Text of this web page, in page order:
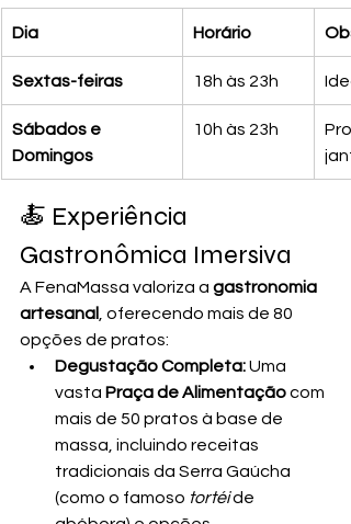
Dia Horário
Sextas-feiras 18h às 23h
Sábados e
Domingos
10h às 23h
🍝 Experiência
Gastronômica Imersiva
A FenaMassa valoriza a gastronomia
artesanal
, oferecendo mais de 80
opções de pratos:
Degustação Completa: Uma
vasta Praça de Alimentação com
mais de 50 pratos à base de
massa, incluindo receitas
tradicionais da Serra Gaúcha
(como o famoso tortéi de